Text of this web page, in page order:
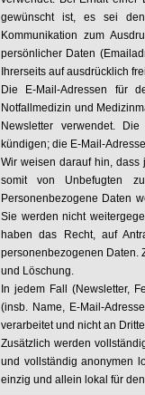
gewünscht ist, es sei
Kommunikation zum
persönlicher Daten
Ihrerseits auf ausdrücklich
Die E-Mail-Adressen für
Notfallmedizin und
Newsletter verwendet.
kündigen; die E-Mail-
Wir weisen darauf hin,
somit von Unbefugten
Personenbezogene Daten
Sie werden nicht
haben das Recht, auf
personenbezogenen Daten.
und Löschung.
In jedem Fall (Newsletter,
(insb. Name, E-Mail-
verarbeitet und nicht an
Zusätzlich werden
und vollständig anonymen
einzig und allein lokal für